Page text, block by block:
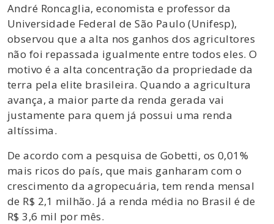
André Roncaglia, economista e professor da
Universidade Federal de São Paulo (Unifesp),
observou que a alta nos ganhos dos agricultores
não foi repassada igualmente entre todos eles. O
motivo é a alta concentração da propriedade da
terra pela elite brasileira. Quando a agricultura
avança, a maior parte da renda gerada vai
justamente para quem já possui uma renda
altíssima.
De acordo com a pesquisa de Gobetti, os 0,01%
mais ricos do país, que mais ganharam com o
crescimento da agropecuária, tem renda mensal
de R$ 2,1 milhão. Já a renda média no Brasil é de
R$ 3,6 mil por mês.